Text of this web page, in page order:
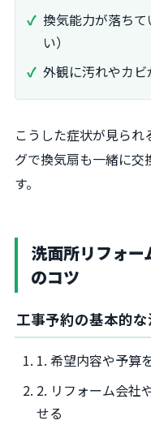
換気能力が落ち
い）
外観に汚れやカ
こうした症状が見ら
グで換気扇も一緒に交
す。
洗面所リフォ
のコツ
工事予約の基本的
1. 希望内容や予算
2. リフォーム会社
せる